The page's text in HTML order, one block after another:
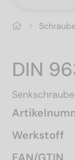
DIN
Werkstoff